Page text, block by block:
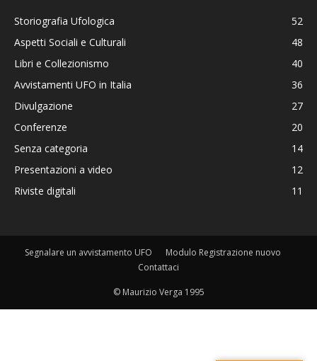
Storiografia Ufologica
52
Aspetti Sociali e Culturali
48
Libri e Collezionismo
40
Avvistamenti UFO in Italia
36
Divulgazione
27
Conferenze
20
Senza categoria
14
Presentazioni a video
12
Riviste digitali
11
Segnalare un avvistamento UFO
Modulo Registrazione nuovo
Contattaci
© Maurizio Verga 1995